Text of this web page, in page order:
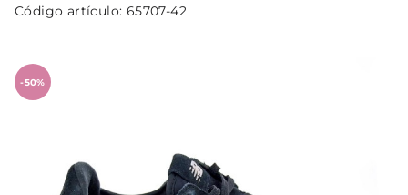
Código artículo: 65707-42
-50%